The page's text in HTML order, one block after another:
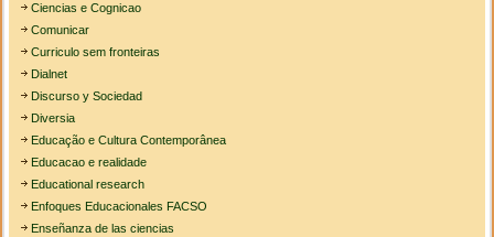
Ciencias e Cognicao
Comunicar
Curriculo sem fronteiras
Dialnet
Discurso y Sociedad
Diversia
Educação e Cultura Contemporânea
Educacao e realidade
Educational research
Enfoques Educacionales FACSO
Enseñanza de las ciencias